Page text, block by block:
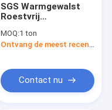
SGS Warmgewalst
Roestvrij
Diameter 2B 904L
MOQ:1 ton
Ontvang de meest recente Prijs
Contact nu